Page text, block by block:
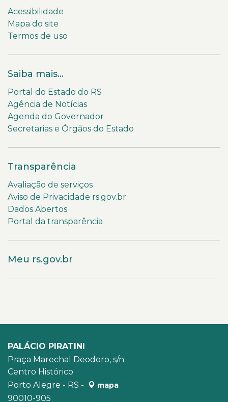
Acessibilidade
Mapa do site
Termos de uso
Saiba mais...
Portal do Estado do RS
Agência de Notícias
Agenda do Governador
Secretarias e Órgãos do Estado
Transparência
Avaliação de serviços
Aviso de Privacidade rs.gov.br
Dados Abertos
Portal da transparência
Meu rs.gov.br
PALÁCIO PIRATINI
Praça Marechal Deodoro, s/n
Centro Histórico
Porto Alegre - RS -
mapa
90010-905